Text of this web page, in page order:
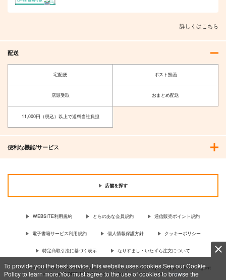
To provide you the best service, this website uses cookies.See our Cookie
Policy to learn more.You must agree to the use of cookies to browse the
詳しくはこちら
配送
宅配便 ポスト投函
店頭受取 おまとめ配送
11,000円（税込）以上で送料当社負担
便利な機能/サービス
店舗を探す
WEBSITE利用規約 とらのあな会員規約 通信販売ポイント規約
電子書籍サービス利用規約 個人情報保護方針 クッキーポリシー
特定商取引法に基づく表示 なりすまし・いたずら注文について
For Overseas customer, now you can ship your purchases by using purchases agent
services “AOCS”! Click {more…} for more information …more